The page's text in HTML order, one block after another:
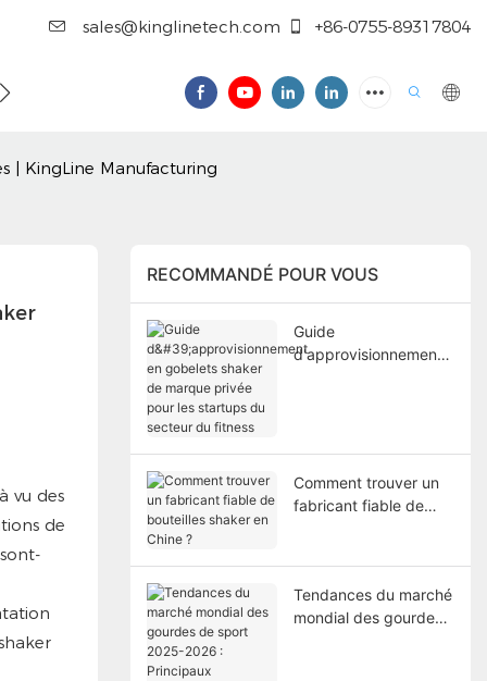
sales@kinglinetech.com +86-0755-89317804
| KingLine Manufacturing
vu des
de
RECOMMANDÉ POUR VOUS
Guide
d'approvisionnement
Comment trouver un
fabricant fiable de
Tendances du marché
mondial des gourdes